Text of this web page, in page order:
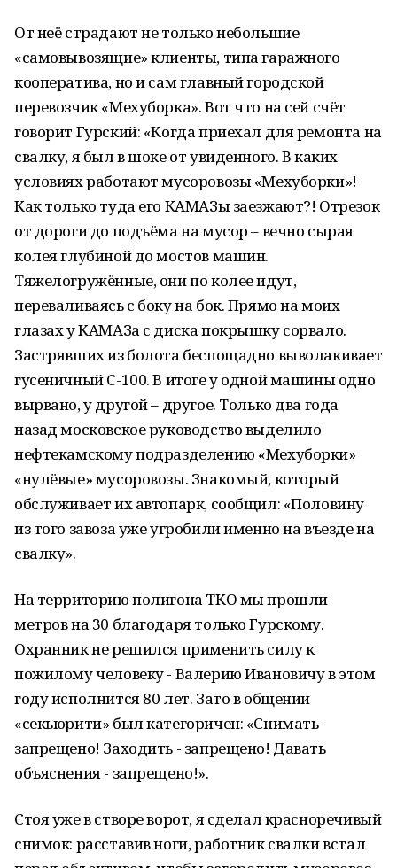
От неё страдают не только небольшие
«самовывозящие» клиенты, типа гаражного
кооператива, но и сам главный городской
перевозчик «Мехуборка». Вот что на сей счёт
говорит Гурский: «Когда приехал для ремонта на
свалку, я был в шоке от увиденного. В каких
условиях работают мусоровозы «Мехуборки»!
Как только туда его КАМАЗы заезжают?! Отрезок
от дороги до подъёма на мусор – вечно сырая
колея глубиной до мостов машин.
Тяжелогружённые, они по колее идут,
переваливаясь с боку на бок. Прямо на моих
глазах у КАМАЗа с диска покрышку сорвало.
Застрявших из болота беспощадно выволакивает
гусеничный С-100. В итоге у одной машины одно
вырвано, у другой – другое. Только два года
назад московское руководство выделило
нефтекамскому подразделению «Мехуборки»
«нулёвые» мусоровозы. Знакомый, который
обслуживает их автопарк, сообщил: «Половину
из того завоза уже угробили именно на въезде на
свалку».
На территорию полигона ТКО мы прошли
метров на 30 благодаря только Гурскому.
Охранник не решился применить силу к
пожилому человеку - Валерию Ивановичу в этом
году исполнится 80 лет. Зато в общении
«секьюрити» был категоричен: «Снимать -
запрещено! Заходить - запрещено! Давать
объяснения - запрещено!».
Стоя уже в створе ворот, я сделал красноречивый
снимок: расставив ноги, работник свалки встал